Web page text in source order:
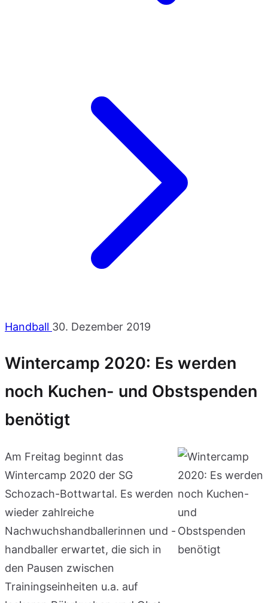
Handball 30. Dezember 2019
Wintercamp 2020: Es werden
noch Kuchen- und Obstspenden
benötigt
Am Freitag beginnt das
Wintercamp 2020 der SG
Schozach-Bottwartal. Es werden
wieder zahlreiche
Nachwuchshandballerinnen und -
handballer erwartet, die sich in
den Pausen zwischen
Trainingseinheiten u.a. auf